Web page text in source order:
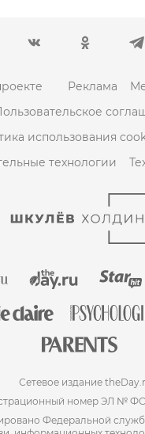
Реклама
использования
технологии
Сетевое издание
номер ЭЛ № ФС
Федеральной